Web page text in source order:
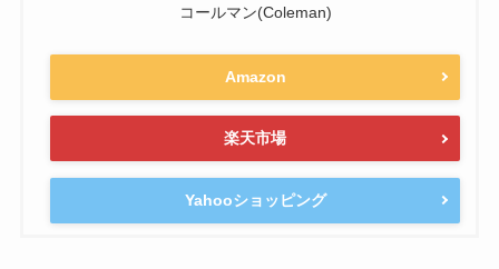
コールマン(Coleman)
Amazon
楽天市場
Yahooショッピング